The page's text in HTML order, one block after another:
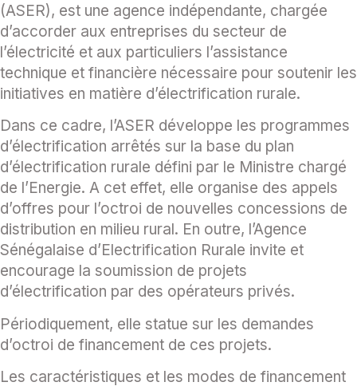
(ASER), est une agence indépendante, chargée
d’accorder aux entreprises du secteur de
l’électricité et aux particuliers l’assistance
technique et financière nécessaire pour soutenir les
initiatives en matière d’électrification rurale.
Dans ce cadre, l’ASER développe les programmes
d’électrification arrêtés sur la base du plan
d’électrification rurale défini par le Ministre chargé
de l’Energie. A cet effet, elle organise des appels
d’offres pour l’octroi de nouvelles concessions de
distribution en milieu rural. En outre, l’Agence
Sénégalaise d’Electrification Rurale invite et
encourage la soumission de projets
d’électrification par des opérateurs privés.
Périodiquement, elle statue sur les demandes
d’octroi de financement de ces projets.
Les caractéristiques et les modes de financement